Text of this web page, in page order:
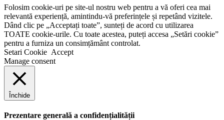
Folosim cookie-uri pe site-ul nostru web pentru a vă oferi cea mai
relevantă experiență, amintindu-vă preferințele și repetând vizitele.
Dând clic pe „Acceptați toate”, sunteți de acord cu utilizarea
TOATE cookie-urile. Cu toate acestea, puteți accesa „Setări cookie”
pentru a furniza un consimțământ controlat.
Setari Cookie Accept
Manage consent
Închide
Prezentare generală a confidențialității